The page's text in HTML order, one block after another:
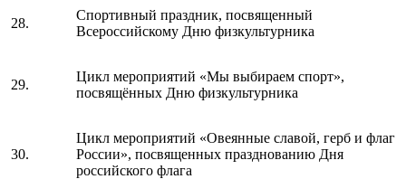
28.
Спортивный праздник, посвященный
Всероссийскому Дню физкультурника
29.
Цикл мероприятий «Мы выбираем спорт»,
посвящённых Дню физкультурника
30.
Цикл мероприятий «Овеянные славой, герб и флаг
России», посвященных празднованию Дня
российского флага